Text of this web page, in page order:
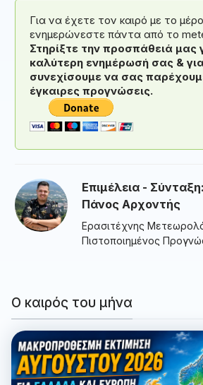
Για να έχετε τον καιρό με το
ενημερώνεστε πάντα από το
Στηρίξτε την προσπάθειά μας
καλύτερη ενημέρωσή σας &
συνεχίσουμε να σας
έγκαιρες προγνώσεις.
Επιμέλεια - Σύνταξη:
Πάνος Αρχοντής
Ερασιτέχνης
Πιστοποιημένος
Ο καιρός του μήνα